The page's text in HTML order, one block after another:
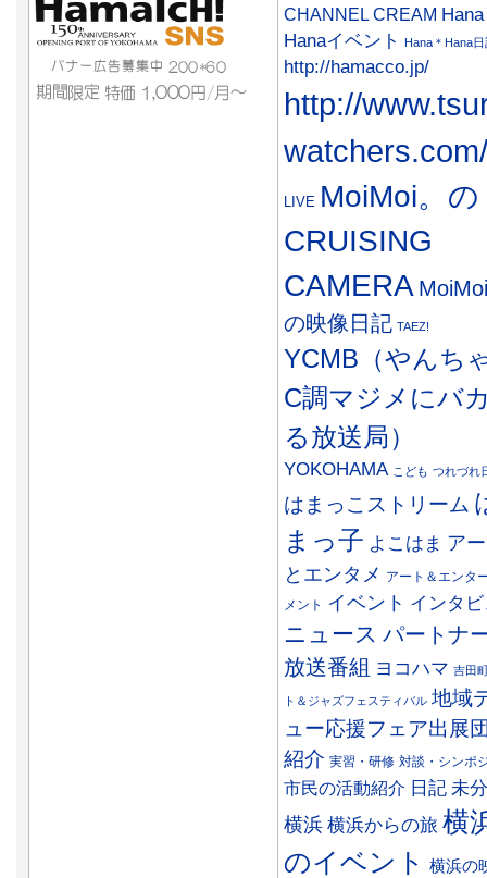
CHANNEL CREAM
Hanaイベント
Hana＊Hana日
http://hamacco.jp/
http://
watchers.com/
LIVE MoiMoi。の
CRUISING
CAMERA
の映像日記 TAEZ!
YCMB（やんち
C調マジメにバ
る放送局）
YOKOHAMA こども つれづれ
はまっこストリーム
まっ子 よこはま ア
とエンタメ アート＆エンタ
メント
イベント インタ
ニュース パートナ
放送番組 ヨコハマ 吉田
ト＆ジャズフェスティバル 地域
ュー応援フェア出展
紹介 実習・研修 対談・シンポ
市民の活動紹介 日記 未
横浜 横浜からの旅 横
のイベント
横浜の